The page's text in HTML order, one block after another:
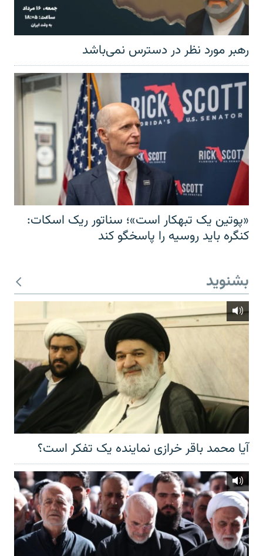
رهبر مورد نظر در دسترس نمی‌باشد
«پوتین یک تبهکار است»؛ سناتور ریک اسکات:
کنگره باید روسیه را پاسخگو کند
بشنوید
آیا محمد باقر خرازی نماینده یک تفکر است؟